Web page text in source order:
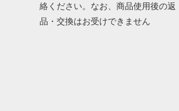
絡ください。なお、商品使用後の返
品・交換はお受けできません